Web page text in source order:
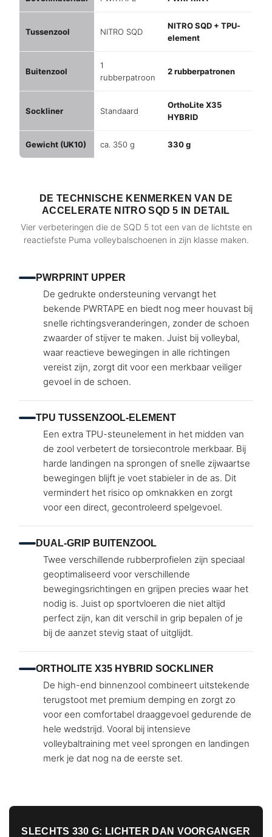
Tussenzool NITRO SQD
NITRO SQD + TPU-
element
Buitenzool
1
rubberpatroon
2 rubberpatronen
Sockliner Standaard
OrthoLite X35
HYBRID
Gewicht (UK10) ca. 350 g 330 g
DE TECHNISCHE KENMERKEN VAN DE
ACCELERATE NITRO SQD 5 IN DETAIL
Vier verbeteringen die de SQD 5 tot een van de lichtste en
reactiefste Puma volleybalschoenen in zijn klasse maken.
PWRPRINT UPPER
De gedrukte ondersteuning vervangt het
bekende PWRTAPE en biedt nog meer houvast bij
snelle richtingsveranderingen, zonder de schoen
zwaarder of stijver te maken. Juist bij volleybal,
waar reactieve bewegingen in alle richtingen
vereist zijn, zorgt dit voor een merkbaar veiliger
gevoel in de schoen.
TPU TUSSENZOOL-ELEMENT
Een extra TPU-steunelement in het midden van
de zool verbetert de torsiecontrole merkbaar. Bij
harde landingen na sprongen of snelle zijwaartse
bewegingen blijft je voet stabieler in de as. Dit
vermindert het risico op omknakken en zorgt
voor een direct, gecontroleerd spelgevoel.
DUAL-GRIP BUITENZOOL
Twee verschillende rubberprofielen zijn speciaal
geoptimaliseerd voor verschillende
bewegingsrichtingen en grijpen precies waar het
nodig is. Juist op sportvloeren die niet altijd
perfect zijn, kan dit verschil in grip bepalen of je
bij de aanzet stevig staat of uitglijdt.
ORTHOLITE X35 HYBRID SOCKLINER
De high-end binnenzool combineert uitstekende
terugstoot met premium demping en zorgt zo
voor een comfortabel draaggevoel gedurende de
hele wedstrijd. Vooral bij intensieve
volleybaltraining met veel sprongen en landingen
merk je dat nog na de eerste set.
SLECHTS 330 G: LICHTER DAN VOORGANGER